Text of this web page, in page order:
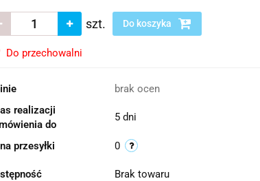
szt. Do koszyka
Do przechowalni
brak ocen
realizacji
do
5 dni
przesyłki 0
Brak towaru